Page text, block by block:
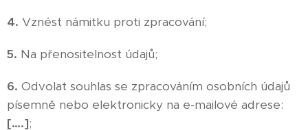
4. Vznést námitku proti zpracování;
5. Na přenositelnost údajů;
6. Odvolat souhlas se zpracováním osobních údajů
písemně nebo elektronicky na e-mailové adrese:
[….];